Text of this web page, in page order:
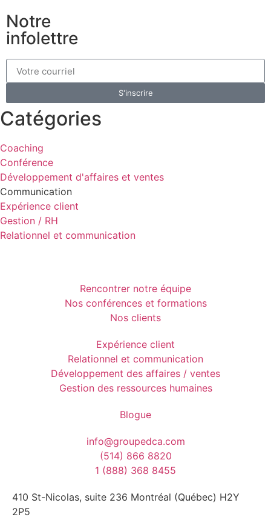
Notre
infolettre
S'inscrire
Catégories
Coaching
Conférence
Développement d'affaires et ventes
Communication
Expérience client
Gestion / RH
Relationnel et communication
Rencontrer notre équipe
Nos conférences et formations
Nos clients
Expérience client
Relationnel et communication
Développement des affaires / ventes
Gestion des ressources humaines
Blogue
info@groupedca.com
(514) 866 8820
1 (888) 368 8455
410 St-Nicolas, suite 236 Montréal (Québec) H2Y
2P5